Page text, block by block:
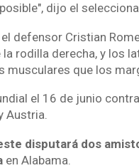
dijo el
defensor Cristian
rodilla derecha, y los
musculares que los
el 16 de junio
Austria.
disputará dos
en Alabama.